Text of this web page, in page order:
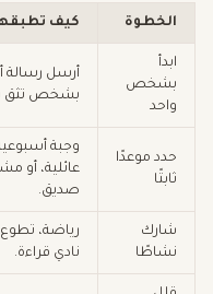
الخطوة كيف
ابدأ
بشخص
واحد
أرسل رسالة
بشخص تثق
حدد موعدًا
ثابتًا
وجبة
عائلية، أو
صديق.
شارك
نشاطًا
رياضة،
نادي قراءة.